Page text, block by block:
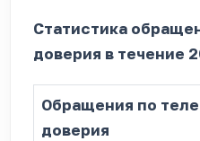
Статистика
доверия в течение
Обращения по
доверия